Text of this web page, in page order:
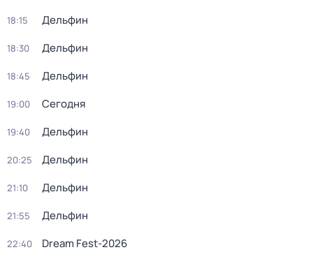
18:15 Дельфин
18:30 Дельфин
18:45 Дельфин
19:00 Сегодня
19:40 Дельфин
20:25 Дельфин
21:10 Дельфин
21:55 Дельфин
22:40 Dream Fest-2026